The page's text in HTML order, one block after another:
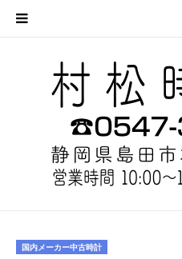
国内メーカー中古時計